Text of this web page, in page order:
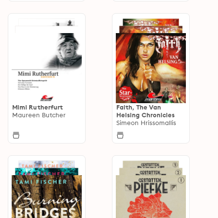
Mimi Rutherfurt
Maureen Butcher
Faith, The Van
Helsing Chronicles
Simeon Hrissomallis